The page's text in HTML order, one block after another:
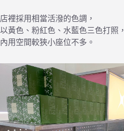
店裡採用相當活潑的色調，
以黃色、粉紅色、水藍色三色打照，
內用空間較狹小座位不多。